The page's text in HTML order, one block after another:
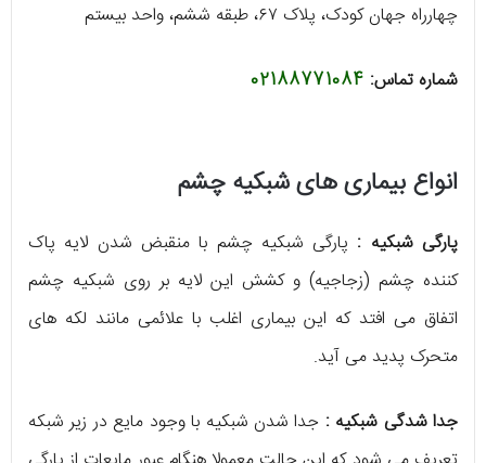
چهارراه جهان کودک، پلاک ۶۷، طبقه ششم، واحد بیستم
شماره تماس: 02188771084
انواع بیماری های شبکیه چشم
پارگی شبکیه : پارگی شبکیه چشم با منقبض شدن لایه پاک
کننده چشم (زجاجیه) و کشش این لایه بر روی شبکیه چشم
اتفاق می افتد که این بیماری اغلب با علائمی مانند لکه های
متحرک پدید می آید.
جدا شدگی شبکیه : جدا شدن شبکیه با وجود مایع در زیر شبکه